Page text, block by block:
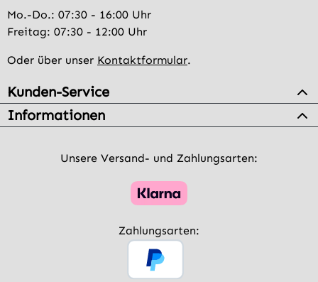
Mo.-Do.: 07:30 - 16:00 Uhr
Freitag: 07:30 - 12:00 Uhr
Oder über unser Kontaktformular.
Kunden-Service
Informationen
Unsere Versand- und Zahlungsarten:
Zahlungsarten: